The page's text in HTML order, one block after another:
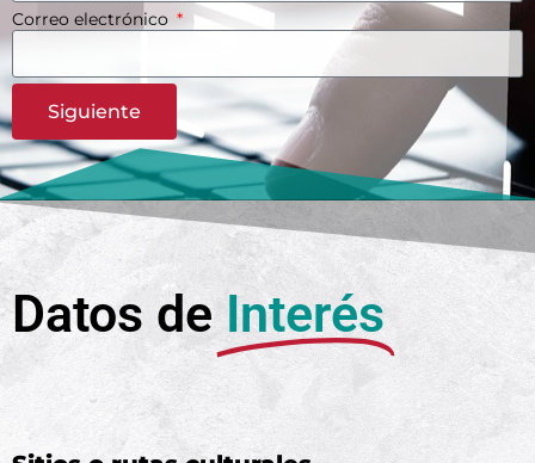
Correo electrónico
Siguiente
Datos de Interés